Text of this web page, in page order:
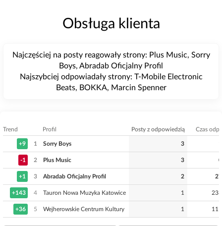
Obsługa klienta
Najczęściej na posty reagowały strony: Plus Music, Sorry
Boys, Abradab Oficjalny Profil
Najszybciej odpowiadały strony: T-Mobile Electronic
Beats, BOKKA, Marcin Spenner
Trend Profil Posty z odpowiedzią Czas
+9 1 Sorry Boys 3
-1 2 Plus Music 3
+1 3 Abradab Oficjalny Profil 2
+143 4 Tauron Nowa Muzyka Katowice 1
+36 5 Wejherowskie Centrum Kultury 1